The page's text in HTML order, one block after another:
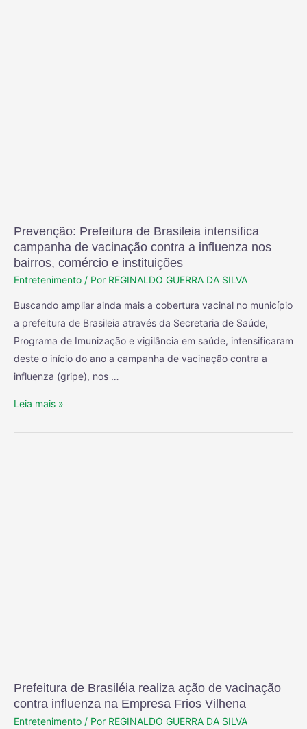
Prevenção: Prefeitura de Brasileia intensifica
campanha de vacinação contra a influenza nos
bairros, comércio e instituições
Entretenimento / Por REGINALDO GUERRA DA SILVA
Buscando ampliar ainda mais a cobertura vacinal no município
a prefeitura de Brasileia através da Secretaria de Saúde,
Programa de Imunização e vigilância em saúde, intensificaram
deste o início do ano a campanha de vacinação contra a
influenza (gripe), nos …
Leia mais »
Prefeitura de Brasiléia realiza ação de vacinação
contra influenza na Empresa Frios Vilhena
Entretenimento / Por REGINALDO GUERRA DA SILVA